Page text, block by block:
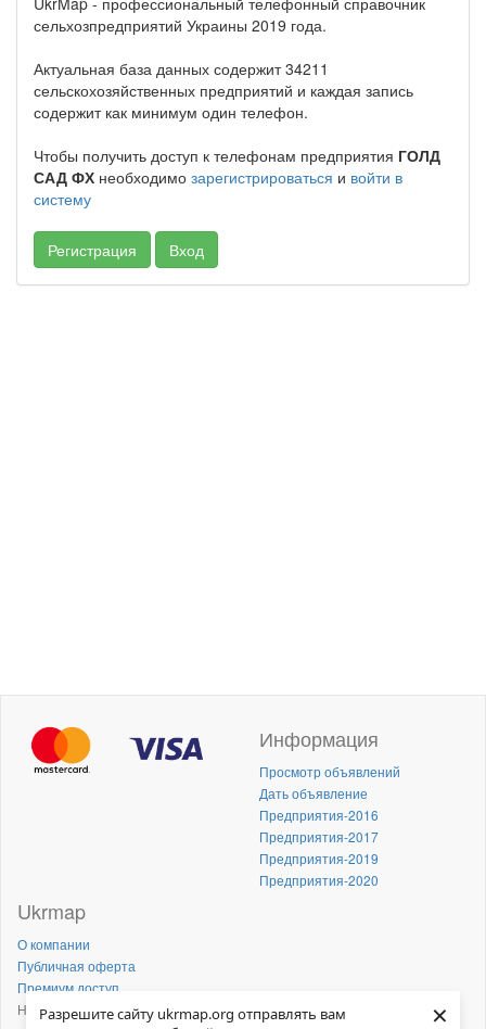
Разрешите сайту ukrmap.org отправлять вам
×
сельхозпредприятий Украины 2019 года.
Актуальная база данных содержит 34211
сельскохозяйственных предприятий и каждая запись
содержит как минимум один телефон.
Чтобы получить доступ к телефонам предприятия ГОЛД
САД ФХ необходимо зарегистрироваться и войти в
систему
Регистрация Вход
Информация
Просмотр объявлений
Дать объявление
Предприятия-2016
Предприятия-2017
Предприятия-2019
Предприятия-2020
Ukrmap
О компании
Публичная оферта
Премиум доступ
Напишите нам!